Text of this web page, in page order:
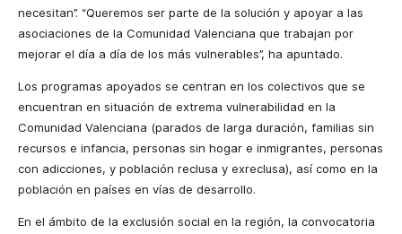
necesitan”. “Queremos ser parte de la solución y apoyar a las
asociaciones de la Comunidad Valenciana que trabajan por
mejorar el día a día de los más vulnerables”, ha apuntado.
Los programas apoyados se centran en los colectivos que se
encuentran en situación de extrema vulnerabilidad en la
Comunidad Valenciana (parados de larga duración, familias sin
recursos e infancia, personas sin hogar e inmigrantes, personas
con adicciones, y población reclusa y exreclusa), así como en la
población en países en vías de desarrollo.
En el ámbito de la exclusión social en la región, la convocatoria